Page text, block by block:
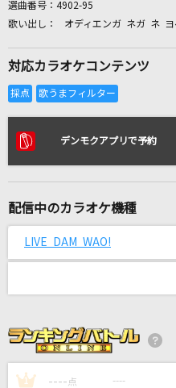
リアルタイムで
departure!
[生音]STARS
にじのむこうに
速水けんたろう・茂森あゆみ
選曲番号： 4902-95
オディエンガ ネガ ネ ヨ
対応カラオケコンテンツ
デンモクアプリで予約
配信中のカラオケ機種
LIVE DAM WAO!
1 ---- 点 ----